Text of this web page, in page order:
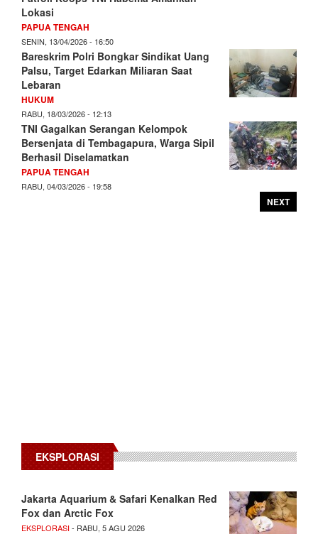
Lokasi
PAPUA TENGAH
SENIN, 13/04/2026 - 16:50
Bareskrim Polri Bongkar Sindikat Uang
Palsu, Target Edarkan Miliaran Saat
Lebaran
HUKUM
RABU, 18/03/2026 - 12:13
TNI Gagalkan Serangan Kelompok
Bersenjata di Tembagapura, Warga Sipil
Berhasil Diselamatkan
PAPUA TENGAH
RABU, 04/03/2026 - 19:58
NEXT
EKSPLORASI
Jakarta Aquarium & Safari Kenalkan Red
Fox dan Arctic Fox
EKSPLORASI- RABU, 5 AGU 2026